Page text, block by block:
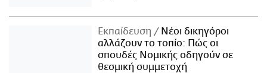
Εκπαίδευση
Νέοι δικηγόροι
αλλάζουν το τοπίο: Πώς οι
σπουδές Νομικής οδηγούν σε
θεσμική συμμετοχή